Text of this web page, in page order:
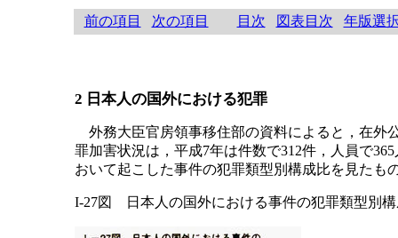
前の項目 次の項目 目次 図表目次 年版選
2 日本人の国外における犯罪
外務大臣官房領事移住部の資料によると，在外
罪加害状況は，平成7年は件数で312件，人員で
おいて起こした事件の犯罪類型別構成比を見たも
I-27図 日本人の国外における事件の犯罪類型別構